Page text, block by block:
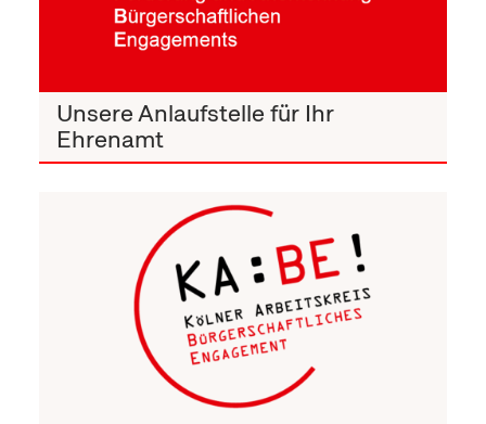
Unsere Anlaufstelle für Ihr
Ehrenamt